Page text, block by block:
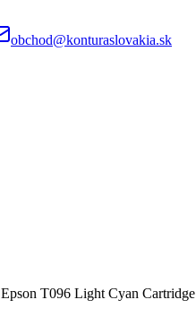
obchod@konturaslovakia.sk
Epson T096 Light Cyan Cartridge